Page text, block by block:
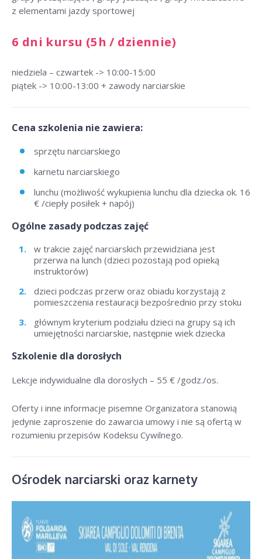
z elementami jazdy sportowej
6 dni kursu (5h / dziennie)
niedziela – czwartek -> 10:00-15:00
piątek -> 10:00-13:00 + zawody narciarskie
Cena szkolenia nie zawiera:
sprzętu narciarskiego
karnetu narciarskiego
lunchu (możliwość wykupienia lunchu dla dziecka ok. 16
€ /ciepły posiłek + napój)
Ogólne zasady podczas zajęć
w trakcie zajęć narciarskich przewidziana jest
przerwa na lunch (dzieci pozostają pod opieką
instruktorów)
dzieci podczas przerw oraz obiadu korzystają z
pomieszczenia restauracji bezpośrednio przy stoku
głównym kryterium podziału dzieci na grupy są ich
umiejętności narciarskie, następnie wiek dziecka
Szkolenie dla dorosłych
Lekcje indywidualne dla dorosłych – 55 € /godz./os.
Oferty i inne informacje pisemne Organizatora stanowią
jedynie zaproszenie do zawarcia umowy i nie są ofertą w
rozumieniu przepisów Kodeksu Cywilnego.
Ośrodek narciarski oraz karnety